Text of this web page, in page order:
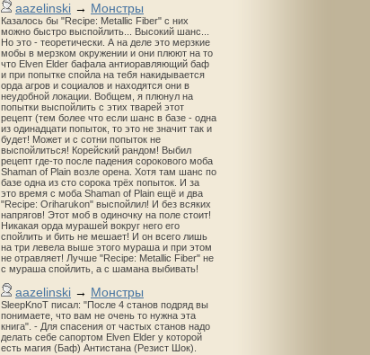
aazelinski → Монстры
Казалось бы "Recipe: Metallic Fiber" с них
можно быстро выспойлить... Высокий шанс...
Но это - теоретически. А на деле это мерзкие
мобы в мерзком окружении и они плюют на то
что Elven Elder бафала антиоравляющий баф
и при попытке спойла на тебя накидывается
орда агров и социалов и находятся они в
неудобной локации. Вобщем, я плюнул на
попытки выспойлить с этих тварей этот
рецепт (тем более что если шанс в базе - одна
из одинадцати попыток, то это не значит так и
будет! Может и с сотни попыток не
выспойлиться! Корейский рандом! Выбил
рецепт где-то после падения сорокового моба
Shaman of Plain возле орена. Хотя там шанс по
базе одна из сто сорока трёх попыток. И за
это время с моба Shaman of Plain ещё и два
"Recipe: Oriharukon" выспойлил! И без всяких
напрягов! Этот моб в одиночку на поле стоит!
Никакая орда мурашей вокруг него его
спойлить и бить не мешает! И он всего лишь
на три левела выше этого мураша и при этом
не отравляет! Лучше "Recipe: Metallic Fiber" не
с мураша спойлить, а с шамана выбивать!
aazelinski → Монстры
SleepKnoT писал: "После 4 станов подряд вы
понимаете, что вам не очень то нужна эта
книга". - Для спасения от частых станов надо
делать себе сапортом Elven Elder у которой
есть магия (Баф) Антистана (Резист Шок).